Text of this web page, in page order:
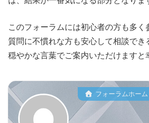
このフォーラムには初心者の方も多く
質問に不慣れな方も安心して相談でき
穏やかな言葉でご案内いただけますと
フォーラムホーム